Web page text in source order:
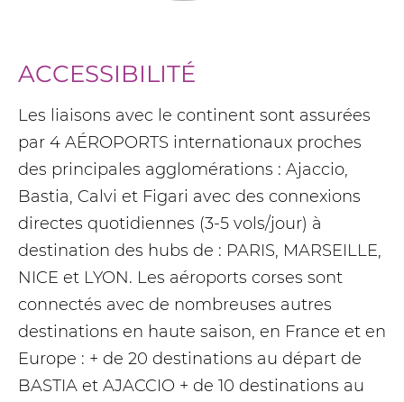
ACCESSIBILITÉ
Les liaisons avec le continent sont assurées
par 4 AÉROPORTS internationaux proches
des principales agglomérations : Ajaccio,
Bastia, Calvi et Figari avec des connexions
directes quotidiennes (3-5 vols/jour) à
destination des hubs de : PARIS, MARSEILLE,
NICE et LYON. Les aéroports corses sont
connectés avec de nombreuses autres
destinations en haute saison, en France et en
Europe : + de 20 destinations au départ de
BASTIA et AJACCIO + de 10 destinations au